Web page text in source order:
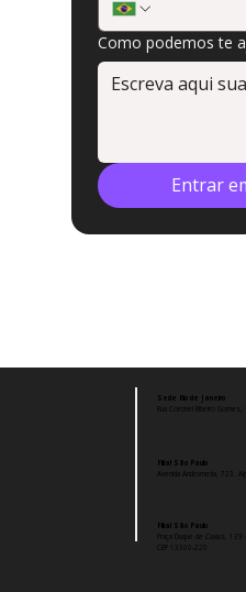
Como podemos te
Entrar
Sede Rio de Janeiro
Rua Coronel Ribeiro
Filial São Paulo
Avenida Andromeda, 723.
Filial São Paulo
Praça Duque de Caxias, 139